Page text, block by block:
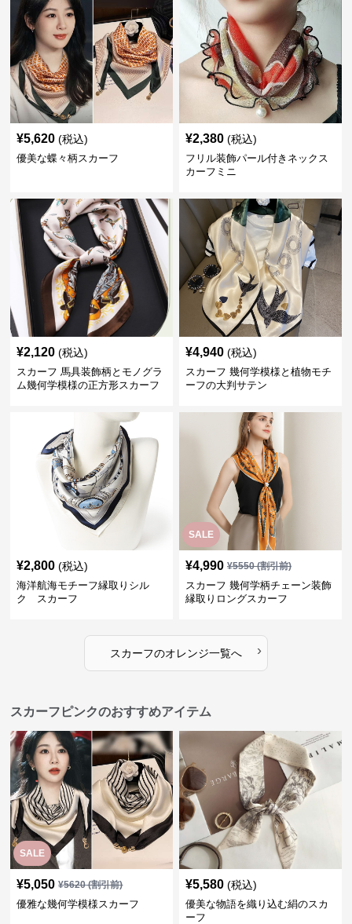
¥5,620 (税込)
優美な蝶々柄スカーフ
¥2,380 (税込)
フリル装飾パール付きネックス
カーフミニ
¥2,120 (税込)
スカーフ 馬具装飾柄とモノグラ
ム幾何学模様の正方形スカーフ
¥4,940 (税込)
スカーフ 幾何学模様と植物モチ
ーフの大判サテン
¥2,800 (税込)
海洋航海モチーフ縁取りシル
ク スカーフ
SALE
¥4,990 ¥5550(割引前)
スカーフ 幾何学柄チェーン装飾
縁取りロングスカーフ
スカーフのオレンジ一覧へ ›
スカーフピンクのおすすめアイテム
SALE
¥5,050 ¥5620(割引前)
優雅な幾何学模様スカーフ
¥5,580 (税込)
優美な物語を織り込む絹のスカ
ーフ